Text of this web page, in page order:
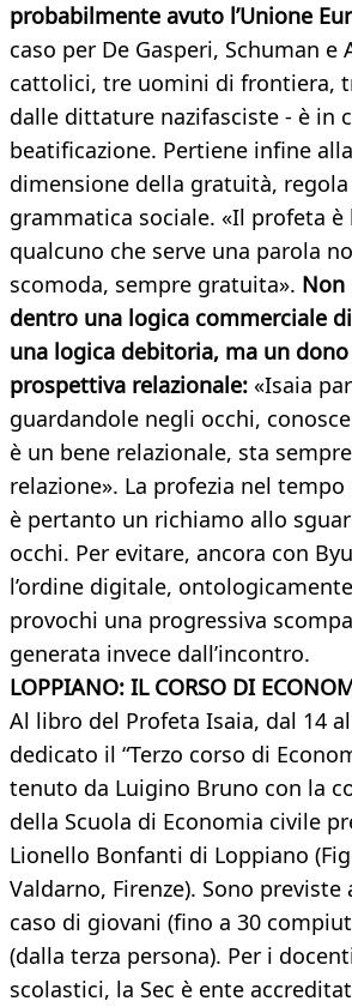
probabilmente avuto l’Unione
caso per De Gasperi, Schuman e
cattolici, tre uomini di frontiera,
dalle dittature nazifasciste - è in
beatificazione. Pertiene infine
dimensione della gratuità,
grammatica sociale. «Il profeta è
qualcuno che serve una parola
scomoda, sempre gratuita». Non
dentro una logica commerciale
una logica debitoria, ma un
prospettiva relazionale: «Isaia
guardandole negli occhi,
è un bene relazionale, sta
relazione». La profezia nel
è pertanto un richiamo allo
occhi. Per evitare, ancora con
l’ordine digitale,
provochi una progressiva
generata invece dall’incontro.
LOPPIANO: IL CORSO DI
Al libro del Profeta Isaia, dal 14
dedicato il “Terzo corso di
tenuto da Luigino Bruno con la
della Scuola di Economia civile
Lionello Bonfanti di Loppiano
Valdarno, Firenze). Sono previste
caso di giovani (fino a 30
(dalla terza persona). Per i
scolastici, la Sec è ente